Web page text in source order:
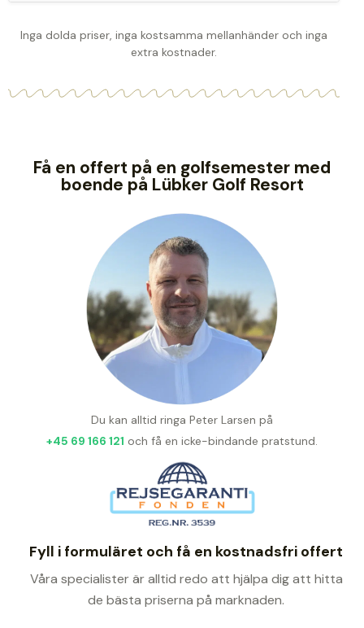
Inga dolda priser, inga kostsamma mellanhänder och inga
extra kostnader.
Få en offert på en golfsemester med
boende på Lübker Golf Resort
Du kan alltid ringa Peter Larsen på
+45 69 166 121 och få en icke-bindande pratstund.
Fyll i formuläret och få en kostnadsfri offert
Våra specialister är alltid redo att hjälpa dig att hitta
de bästa priserna på marknaden.